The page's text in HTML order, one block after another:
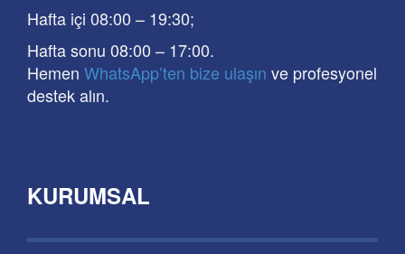
Hafta içi 08:00 – 19:30;
Hafta sonu 08:00 – 17:00.
Hemen WhatsApp’ten bize ulaşın ve profesyonel
destek alın.
KURUMSAL